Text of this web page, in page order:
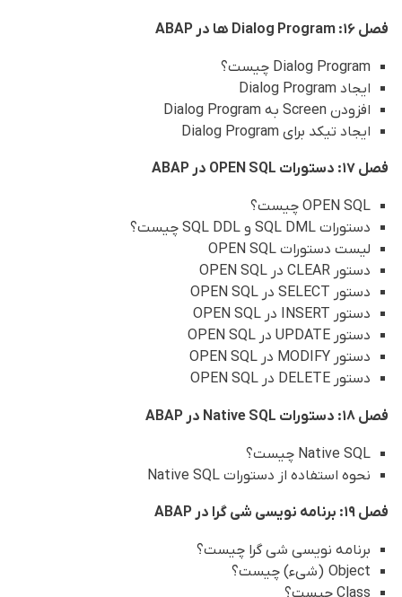
فصل 16: Dialog Program ها در ABAP
Dialog Program چیست؟
ایجاد Dialog Program
افزودن Screen به Dialog Program
ایجاد تیکد برای Dialog Program
فصل 17: دستورات OPEN SQL در ABAP
OPEN SQL چیست؟
دستورات SQL DML و SQL DDL چیست؟
لیست دستورات OPEN SQL
دستور CLEAR در OPEN SQL
دستور SELECT در OPEN SQL
دستور INSERT در OPEN SQL
دستور UPDATE در OPEN SQL
دستور MODIFY در OPEN SQL
دستور DELETE در OPEN SQL
فصل 18: دستورات Native SQL در ABAP
Native SQL چیست؟
نحوه استفاده از دستورات Native SQL
فصل 19: برنامه نویسی شی گرا در ABAP
برنامه نویسی شی گرا چیست؟
Object (شیء) چیست؟